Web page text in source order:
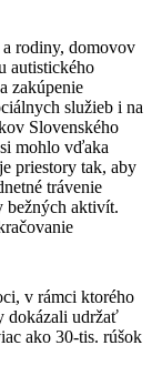
a rodiny, domovov
autistického
zakúpenie
služieb i na
Slovenského
mohlo vďaka
priestory tak, aby
trávenie
bežných aktivít.
v rámci ktorého
dokázali udržať
ako 30-tis. rúšok